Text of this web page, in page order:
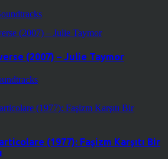
(2007) – Julie Taymor
(1977): Faşizm Karşıtı Bir